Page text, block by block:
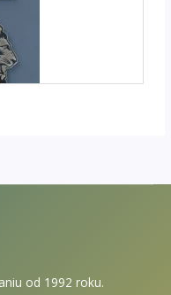
od 1992 roku.